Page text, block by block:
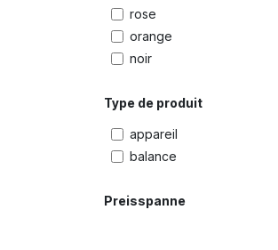
rose
orange
noir
Type de produit
appareil
balance
Preisspanne